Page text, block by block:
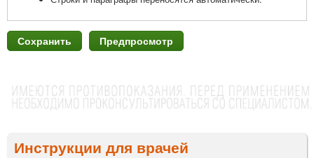
Инструкции для врачей